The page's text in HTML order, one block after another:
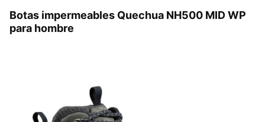
Botas impermeables Quechua NH500 MID WP
para hombre